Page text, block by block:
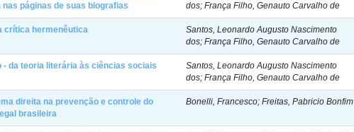
páginas de suas biografias
dos; França Filho, Genauto Carvalho de
crítica hermenêutica
Santos, Leonardo Augusto Nascimento
dos; França Filho, Genauto Carvalho de
- da teoria literária às ciências sociais
Santos, Leonardo Augusto Nascimento
dos; França Filho, Genauto Carvalho de
direita na prevenção e controle do
brasileira
Bonelli, Francesco; Freitas, Pabricio Bonfim